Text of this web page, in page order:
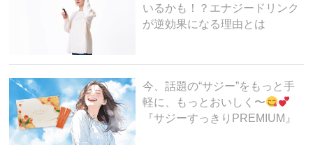
いるかも！？エナジードリンク
が逆効果になる理由とは
今、話題の“サジー”をもっと手
軽に、もっとおいしく〜
『サジーすっきりPREMIUM』